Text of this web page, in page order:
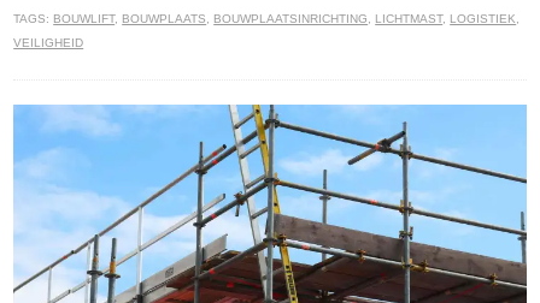
TAGS: BOUWLIFT, BOUWPLAATS, BOUWPLAATSINRICHTING, LICHTMAST, LOGISTIEK,
VEILIGHEID